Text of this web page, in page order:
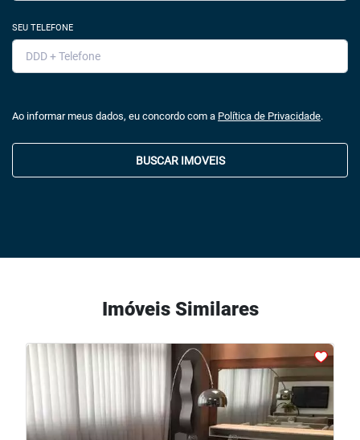
SEU TELEFONE
Ao informar meus dados, eu concordo com a Política de Privacidade.
BUSCAR IMOVEIS
Imóveis Similares